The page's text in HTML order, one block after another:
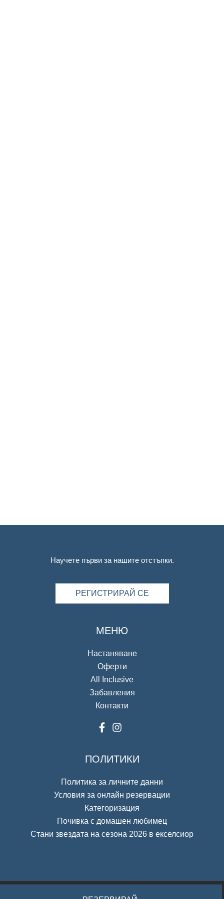
Научете първи за нашите отстъпки.
РЕГИСТРИРАЙ СЕ
МЕНЮ
Настаняване
Оферти
All Inclusive
Забавления
Контакти
ПОЛИТИКИ
Политика за личните данни
Условия за онлайн резервации
Категоризация
Почивка с домашен любимец
Стани звездата на сезона 2026 в екселсиор